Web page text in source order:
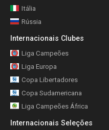
Itália
Rússia
Internacionais Clubes
Liga Campeões
Liga Europa
Copa Libertadores
Copa Sudamericana
Liga Campeões África
Internacionais Seleções